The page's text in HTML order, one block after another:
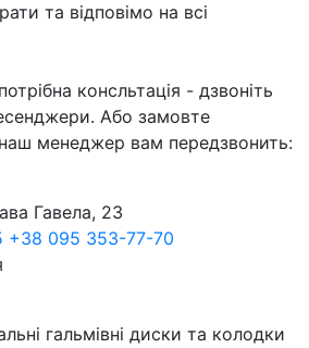
та відповімо на всі
консльтація - дзвоніть
Або замовте
наш менеджер вам передзвонить:
Гавела, 23
+38 095 353-77-70
гальмівні диски та колодки